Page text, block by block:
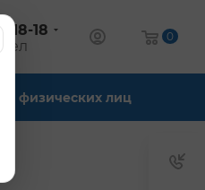
18-18
0
физических лиц